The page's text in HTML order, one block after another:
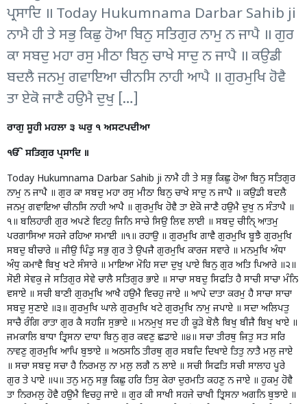
ਪ੍ਰਸਾਦਿ ॥ Today Hukumnama Darbar Sahib ji
ਨਾਮੈ ਹੀ ਤੇ ਸਭੁ ਕਿਛੁ ਹੋਆ ਬਿਨੁ ਸਤਿਗੁਰ ਨਾਮੁ ਨ ਜਾਪੈ ॥ ਗੁਰ
ਕਾ ਸਬਦੁ ਮਹਾ ਰਸੁ ਮੀਠਾ ਬਿਨੁ ਚਾਖੇ ਸਾਦੁ ਨ ਜਾਪੈ ॥ ਕਉਡੀ
ਬਦਲੈ ਜਨਮੁ ਗਵਾਇਆ ਚੀਨਸਿ ਨਾਹੀ ਆਪੈ ॥ ਗੁਰਮੁਖਿ ਹੋਵੈ
ਤਾ ਏਕੋ ਜਾਣੈ ਹਉਮੈ ਦੁਖੁ […]
ਰਾਗੁ ਸੂਹੀ ਮਹਲਾ ੩ ਘਰੁ ੧ ਅਸਟਪਦੀਆ
ੴ ਸਤਿਗੁਰ ਪ੍ਰਸਾਦਿ ॥
Today Hukumnama Darbar Sahib ji ਨਾਮੈ ਹੀ ਤੇ ਸਭੁ ਕਿਛੁ ਹੋਆ ਬਿਨੁ ਸਤਿਗੁਰ
ਨਾਮੁ ਨ ਜਾਪੈ ॥ ਗੁਰ ਕਾ ਸਬਦੁ ਮਹਾ ਰਸੁ ਮੀਠਾ ਬਿਨੁ ਚਾਖੇ ਸਾਦੁ ਨ ਜਾਪੈ ॥ ਕਉਡੀ ਬਦਲੈ
ਜਨਮੁ ਗਵਾਇਆ ਚੀਨਸਿ ਨਾਹੀ ਆਪੈ ॥ ਗੁਰਮੁਖਿ ਹੋਵੈ ਤਾ ਏਕੋ ਜਾਣੈ ਹਉਮੈ ਦੁਖੁ ਨ ਸੰਤਾਪੈ ॥
੧॥ ਬਲਿਹਾਰੀ ਗੁਰ ਅਪਣੇ ਵਿਟਹੁ ਜਿਨਿ ਸਾਚੇ ਸਿਉ ਲਿਵ ਲਾਈ ॥ ਸਬਦੁ ਚੀਨਿੑ ਆਤਮੁ
ਪਰਗਾਸਿਆ ਸਹਜੇ ਰਹਿਆ ਸਮਾਈ ॥੧॥ ਰਹਾਉ ॥ ਗੁਰਮੁਖਿ ਗਾਵੈ ਗੁਰਮੁਖਿ ਬੂਝੈ ਗੁਰਮੁਖਿ
ਸਬਦੁ ਬੀਚਾਰੇ ॥ ਜੀਉ ਪਿੰਡੁ ਸਭੁ ਗੁਰ ਤੇ ਉਪਜੈ ਗੁਰਮੁਖਿ ਕਾਰਜ ਸਵਾਰੇ ॥ ਮਨਮੁਖਿ ਅੰਧਾ
ਅੰਧੁ ਕਮਾਵੈ ਬਿਖੁ ਖਟੇ ਸੰਸਾਰੇ ॥ ਮਾਇਆ ਮੋਹਿ ਸਦਾ ਦੁਖੁ ਪਾਏ ਬਿਨੁ ਗੁਰ ਅਤਿ ਪਿਆਰੇ ॥੨॥
ਸੋਈ ਸੇਵਕੁ ਜੇ ਸਤਿਗੁਰ ਸੇਵੇ ਚਾਲੈ ਸਤਿਗੁਰ ਭਾਏ ॥ ਸਾਚਾ ਸਬਦੁ ਸਿਫਤਿ ਹੈ ਸਾਚੀ ਸਾਚਾ ਮੰਨਿ
ਵਸਾਏ ॥ ਸਚੀ ਬਾਣੀ ਗੁਰਮੁਖਿ ਆਖੈ ਹਉਮੈ ਵਿਚਹੁ ਜਾਏ ॥ ਆਪੇ ਦਾਤਾ ਕਰਮੁ ਹੈ ਸਾਚਾ ਸਾਚਾ
ਸਬਦੁ ਸੁਣਾਏ ॥੩॥ ਗੁਰਮੁਖਿ ਘਾਲੇ ਗੁਰਮੁਖਿ ਖਟੇ ਗੁਰਮੁਖਿ ਨਾਮੁ ਜਪਾਏ ॥ ਸਦਾ ਅਲਿਪਤੁ
ਸਾਚੈ ਰੰਗਿ ਰਾਤਾ ਗੁਰ ਕੈ ਸਹਜਿ ਸੁਭਾਏ ॥ ਮਨਮੁਖੁ ਸਦ ਹੀ ਕੂੜੋ ਬੋਲੈ ਬਿਖੁ ਬੀਜੈ ਬਿਖੁ ਖਾਏ ॥
ਜਮਕਾਲਿ ਬਾਧਾ ਤ੍ਰਿਸਨਾ ਦਾਧਾ ਬਿਨੁ ਗੁਰ ਕਵਣੁ ਛਡਾਏ ॥੪॥ ਸਚਾ ਤੀਰਥੁ ਜਿਤੁ ਸਤ ਸਰਿ
ਨਾਵਣੁ ਗੁਰਮੁਖਿ ਆਪਿ ਬੁਝਾਏ ॥ ਅਠਸਠਿ ਤੀਰਥੁ ਗੁਰ ਸਬਦਿ ਦਿਖਾਏ ਤਿਤੁ ਨਾਤੈ ਮਲੁ ਜਾਏ
॥ ਸਚਾ ਸਬਦੁ ਸਚਾ ਹੈ ਨਿਰਮਲੁ ਨਾ ਮਲੁ ਲਗੈ ਨ ਲਾਏ ॥ ਸਚੀ ਸਿਫਤਿ ਸਚੀ ਸਾਲਾਹ ਪੂਰੇ
ਗੁਰ ਤੇ ਪਾਏ ॥੫॥ ਤਨੁ ਮਨੁ ਸਭੁ ਕਿਛੁ ਹਰਿ ਤਿਸੁ ਕੇਰਾ ਦੁਰਮਤਿ ਕਹਣੁ ਨ ਜਾਏ ॥ ਹੁਕਮੁ ਹੋਵੈ
ਤਾ ਨਿਰਮਲੁ ਹੋਵੈ ਹਉਮੈ ਵਿਚਹੁ ਜਾਏ ॥ ਗੁਰ ਕੀ ਸਾਖੀ ਸਹਜੇ ਚਾਖੀ ਤ੍ਰਿਸਨਾ ਅਗਨਿ ਬੁਝਾਏ ॥